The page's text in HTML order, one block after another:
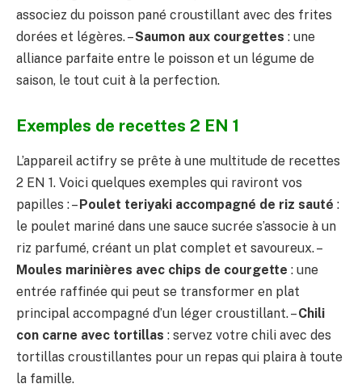
associez du poisson pané croustillant avec des frites
dorées et légères. –Saumon aux courgettes : une
alliance parfaite entre le poisson et un légume de
saison, le tout cuit à la perfection.
Exemples de recettes 2 EN 1
L’appareil actifry se prête à une multitude de recettes
2 EN 1. Voici quelques exemples qui raviront vos
papilles : –Poulet teriyaki accompagné de riz sauté :
le poulet mariné dans une sauce sucrée s’associe à un
riz parfumé, créant un plat complet et savoureux. –
Moules marinières avec chips de courgette : une
entrée raffinée qui peut se transformer en plat
principal accompagné d’un léger croustillant. –Chili
con carne avec tortillas : servez votre chili avec des
tortillas croustillantes pour un repas qui plaira à toute
la famille.